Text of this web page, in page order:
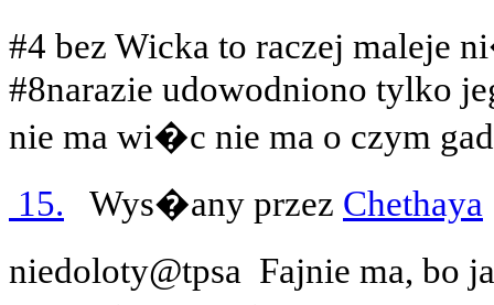
#4 bez Wicka to raczej maleje
#8narazie udowodniono tylko
nie ma wi�c nie ma o czym
15. Wys�any przez Chethaya
niedoloty@tpsa Fajnie ma, bo